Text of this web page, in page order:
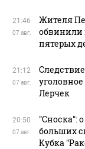
21:46
07 авг.
Жителя
обвинили
пятерых
21:12
07 авг.
Лерчек
20:50
07 авг.
"Сноска":
больших
Кубка